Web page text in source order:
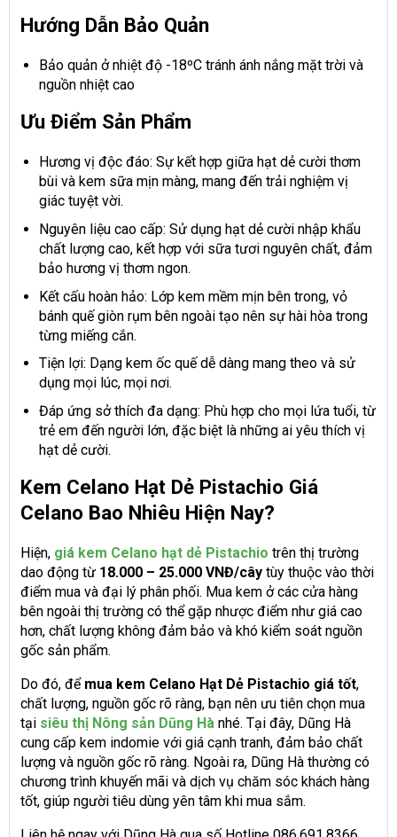
Hướng Dẫn Bảo Quản
Bảo quản ở nhiệt độ -18ºC tránh ánh nắng mặt trời và
nguồn nhiệt cao
Ưu Điểm Sản Phẩm
Hương vị độc đáo: Sự kết hợp giữa hạt dẻ cười thơm
bùi và kem sữa mịn màng, mang đến trải nghiệm vị
giác tuyệt vời.
Nguyên liệu cao cấp: Sử dụng hạt dẻ cười nhập khẩu
chất lượng cao, kết hợp với sữa tươi nguyên chất, đảm
bảo hương vị thơm ngon.
Kết cấu hoàn hảo: Lớp kem mềm mịn bên trong, vỏ
bánh quế giòn rụm bên ngoài tạo nên sự hài hòa trong
từng miếng cắn.
Tiện lợi: Dạng kem ốc quế dễ dàng mang theo và sử
dụng mọi lúc, mọi nơi.
Đáp ứng sở thích đa dạng: Phù hợp cho mọi lứa tuổi, từ
trẻ em đến người lớn, đặc biệt là những ai yêu thích vị
hạt dẻ cười.
Kem Celano Hạt Dẻ Pistachio Giá
Celano Bao Nhiêu Hiện Nay?
Hiện, giá kem Celano hạt dẻ Pistachio trên thị trường
dao động từ 18.000 – 25.000 VNĐ/cây tùy thuộc vào thời
điểm mua và đại lý phân phối. Mua kem ở các cửa hàng
bên ngoài thị trường có thể gặp nhược điểm như giá cao
hơn, chất lượng không đảm bảo và khó kiểm soát nguồn
gốc sản phẩm.
Do đó, để mua kem Celano Hạt Dẻ Pistachio giá tốt,
chất lượng, nguồn gốc rõ ràng, bạn nên ưu tiên chọn mua
tại siêu thị Nông sản Dũng Hà nhé. Tại đây, Dũng Hà
cung cấp kem indomie với giá cạnh tranh, đảm bảo chất
lượng và nguồn gốc rõ ràng. Ngoài ra, Dũng Hà thường có
chương trình khuyến mãi và dịch vụ chăm sóc khách hàng
tốt, giúp người tiêu dùng yên tâm khi mua sắm.